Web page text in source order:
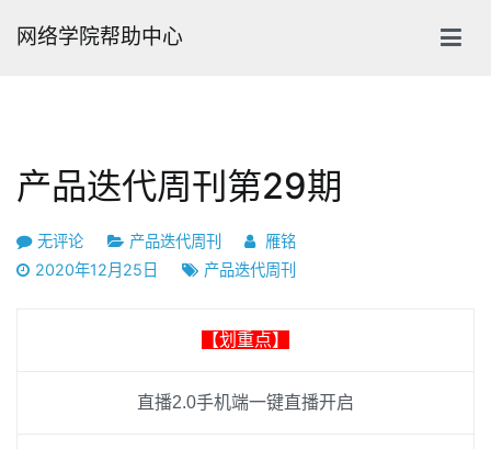
网络学院帮助中心
产品迭代周刊第29期
产
品
无评论 产品迭代周刊
雁铭
2020年12月25日
产品迭代周刊
【划重点】
直播2.0手机端一键直播开启